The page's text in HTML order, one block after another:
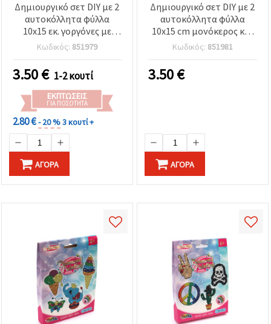
Δημιουργικό σετ DIY με 2
αυτοκόλλητα φύλλα
10x15 εκ. γοργόνες με
στρας
Κωδικός: 851979
3.50€ 1-2 κουτί
ΕΚΠΤΏΣΕΙΣ
ΓΙΑ ΠΟΣΌΤΗΤΑ
2.80 €- 20 %3 κουτί +
ΑΓΟΡΆ
Δημιουργικό σετ DIY με 2
αυτοκόλλητα φύλλα
10x15 cm μονόκερος και
παγωτό με στρας
Κωδικός: 851981
3.50€
ΑΓΟΡΆ